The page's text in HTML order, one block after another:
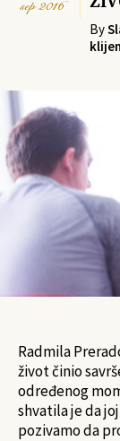
sep2016
By
Radmila
život činio
određenog
shvatila je da
pozivamo da